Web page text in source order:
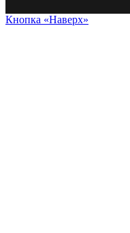
Кнопка «Наверх»